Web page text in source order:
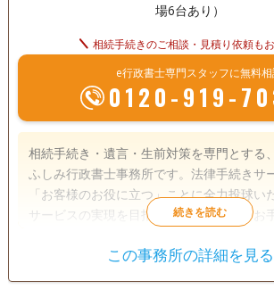
場6台あり）
相続手続きのご相談・見積り依頼も
e行政書士専門スタッフに無料相
0120-919-
相続手続き・遺言・生前対策を専門とする
ふしみ行政書士事務所です。法律手続きサ
「お客様のお役に立つ」ことに全力投球い
サービスの実現を目指し、全力で誠実なお
を生かして、相続手続きや遺言書作成をお
遺産分割
この事務所の詳細を見る